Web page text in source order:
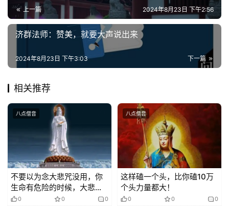
政
策
法
责
明
上一篇 2024年8月23日 下午2:56
济群法师：赞美，就要大声说出来
下一篇
2024年8月23日 下午3:03
相关推荐
八点僧音
不要以为念大悲咒没用，你
生命有危险的时候，大悲咒
就有了妙用！
0 0 0
八点僧音
这样磕一个头，比你磕10万
个头力量都大！
0 0 0